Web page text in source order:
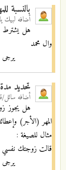
بالنسبة
أضافه لبيك
هل يشترط
وال محمد
يرجى
تحديد
أضافه سائل/ة
هل يجوز
المهر (الأجر)
مثال للصيغة :
قالت زوجتك نفسي
يرجى